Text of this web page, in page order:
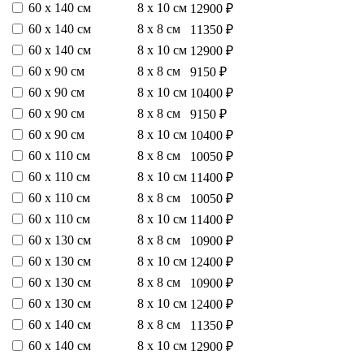
60 х 140 см
8 х 10 см 12900 ₽
60 х 140 см
8 х 8 см
11350 ₽
60 х 140 см
8 х 10 см 12900 ₽
60 х 90 см
8 х 8 см
9150 ₽
60 х 90 см
8 х 10 см 10400 ₽
60 х 90 см
8 х 8 см
9150 ₽
60 х 90 см
8 х 10 см 10400 ₽
60 х 110 см
8 х 8 см
10050 ₽
60 х 110 см
8 х 10 см 11400 ₽
60 х 110 см
8 х 8 см
10050 ₽
60 х 110 см
8 х 10 см 11400 ₽
60 х 130 см
8 х 8 см
10900 ₽
60 х 130 см
8 х 10 см 12400 ₽
60 х 130 см
8 х 8 см
10900 ₽
60 х 130 см
8 х 10 см 12400 ₽
60 х 140 см
8 х 8 см
11350 ₽
60 х 140 см
8 х 10 см 12900 ₽